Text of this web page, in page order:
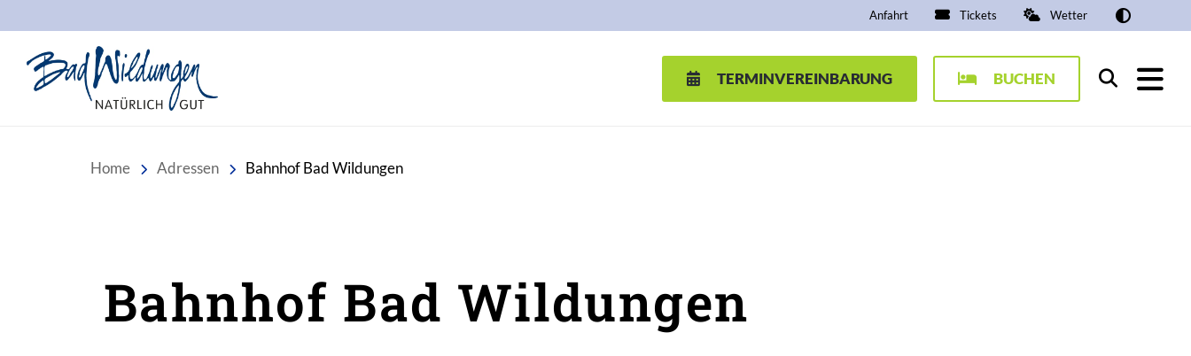
Anfahrt Tickets Wetter
TERMINVEREINBARUNG BUCHEN Suchen
Home Adressen Bahnhof Bad Wildungen
Bahnhof Bad Wildungen